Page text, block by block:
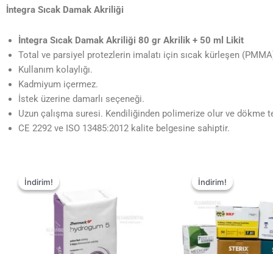
İntegra Sıcak Damak Akriliği
İntegra Sıcak Damak Akriliği 80 gr Akrilik + 50 ml Likit
Total ve parsiyel protezlerin imalatı için sıcak kürleşen
Kullanım kolaylığı.
Kadmiyum içermez.
İstek üzerine damarlı seçeneği.
Uzun çalışma suresi. Kendiliğinden polimerize olur ve dökme
CE 2292 ve ISO 13485:2012 kalite belgesine sahiptir.
İndirim!
İndirim! İndirim!
İndirim!